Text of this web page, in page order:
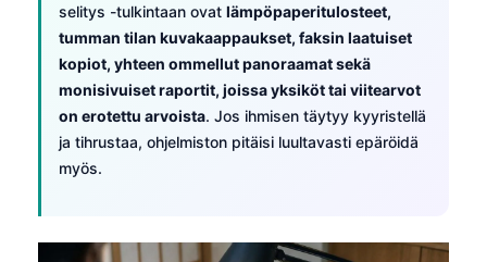
selitys -tulkintaan ovat lämpöpaperitulosteet,
tumman tilan kuvakaappaukset, faksin laatuiset
kopiot, yhteen ommellut panoraamat sekä
monisivuiset raportit, joissa yksiköt tai viitearvot
on erotettu arvoista. Jos ihmisen täytyy kyyristellä
ja tihrustaa, ohjelmiston pitäisi luultavasti epäröidä
myös.Galego
Македонски јазик
Euskara
Gàidhlig